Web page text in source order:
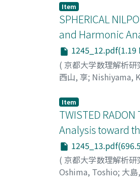
Item
SPHERICAL
and Harmonic
1245_12.pdf(1.19
( 京都大学数理解析研
西山, 享; Nishiyama,
Item
TWISTED
Analysis toward
( 京都大学数理解析研
Oshima, Toshio; 大